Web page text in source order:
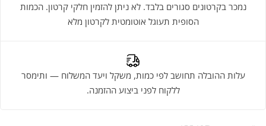
נמכר בקרטונים סגורים בלבד. לא ניתן להזמין חלקי קרטון. הכמות
הסופית תעוגל אוטומטית לקרטון מלא
עלות ההובלה תחושב לפי כמות, משקל ויעד המשלוח — ותימסר
ללקוח לפני ביצוע ההזמנה.